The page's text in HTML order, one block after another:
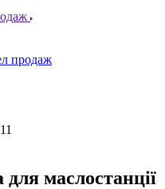
продаж
маслостанції